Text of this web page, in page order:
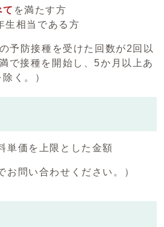
て を満たす方
生相当である方
予防接種を受けた回数が2回以
で接種を開始し、5か月以上あ
く。）
単価を上限とした金額
お問い合わせください。）